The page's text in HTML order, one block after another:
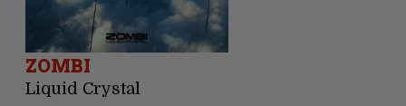
ZOMBI
Liquid Crystal